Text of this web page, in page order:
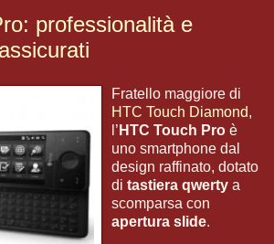
professionalità e
Fratello maggiore di
HTC Touch Diamond,
l’ HTC Touch Pro è
uno smartphone dal
design raffinato, dotato
di tastiera qwerty a
scomparsa con
apertura slide.